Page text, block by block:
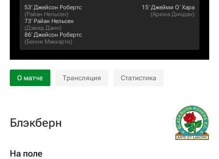
53‎’‎ Джейсон Робертс
(Райан Нельсен)
73‎’‎ Райан Нельсен
(Дэвид Данн)
86‎’‎ Джейсон Робертс
(Бенни Маккарти)
15‎’‎ Джейми О`Хара
(Арюна Диндан)
О матче Трансляция Статистика
Блэкберн
На поле